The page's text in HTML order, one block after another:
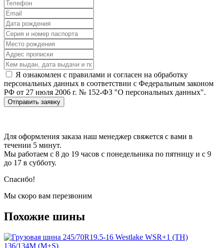
Я ознакомлен с правилами и согласен на обработку
персональных данных в соответствии с Федеральным законом
РФ от 27 июля 2006 г. № 152-ФЗ "О персональных данных".
Отправить заявку
Для оформления заказа наш менеджер свяжется с вами в
течении 5 минут.
Мы работаем с 8 до 19 часов с понедельника по пятницу и с 9
до 17 в субботу.
Спасибо!
Мы скоро вам перезвоним
Похожие шины